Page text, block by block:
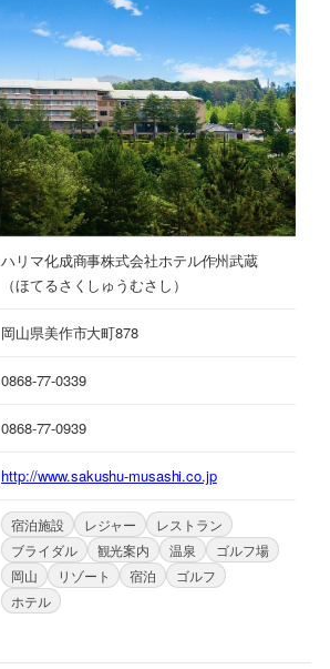
ハリマ化成商事株式会社ホテル作州武蔵
（ほてるさくしゅうむさし）
岡山県美作市大町878
0868-77-0339
0868-77-0939
http://www.sakushu-musashi.co.jp
宿泊施設 レジャー
レストラン
ブライダル
観光案内 温泉
ゴルフ場
岡山
リゾート 宿泊
ゴルフ
ホテル